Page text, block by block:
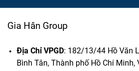
Gia Hân Group
Địa Chỉ VPGD: 182/13/44 Hồ Văn
Bình Tân, Thành phố Hồ Chí Minh,